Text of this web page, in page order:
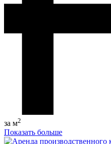
за м2
Показать больше